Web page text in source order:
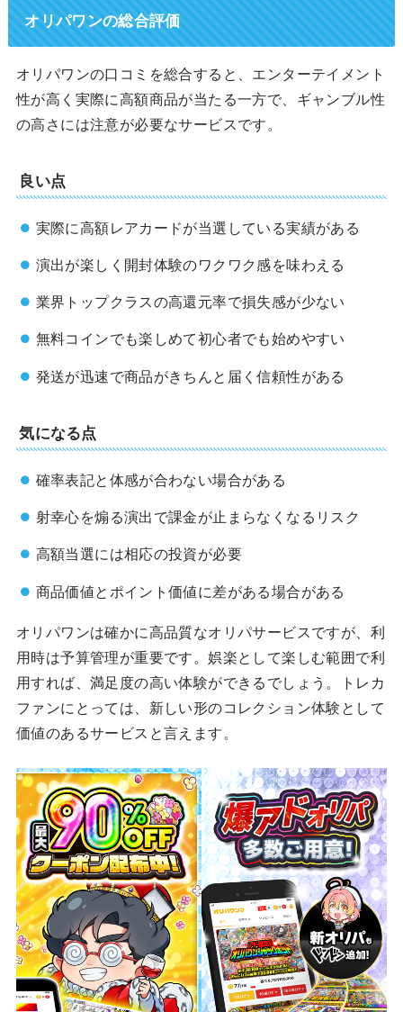
オリパワンの総合評価
オリパワンの口コミを総合すると、エンターテイメント
性が高く実際に高額商品が当たる一方で、ギャンブル性
の高さには注意が必要なサービスです。
良い点
実際に高額レアカードが当選している実績がある
演出が楽しく開封体験のワクワク感を味わえる
業界トップクラスの高還元率で損失感が少ない
無料コインでも楽しめて初心者でも始めやすい
発送が迅速で商品がきちんと届く信頼性がある
気になる点
確率表記と体感が合わない場合がある
射幸心を煽る演出で課金が止まらなくなるリスク
高額当選には相応の投資が必要
商品価値とポイント価値に差がある場合がある
オリパワンは確かに高品質なオリパサービスですが、利
用時は予算管理が重要です。娯楽として楽しむ範囲で利
用すれば、満足度の高い体験ができるでしょう。トレカ
ファンにとっては、新しい形のコレクション体験として
価値のあるサービスと言えます。